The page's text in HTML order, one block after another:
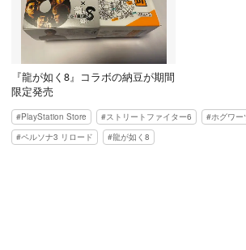
『龍が如く8』コラボの納豆が期間
限定発売
PlayStation Store ストリートファイター6
ホグワー
ペルソナ3 リロード
龍が如く8